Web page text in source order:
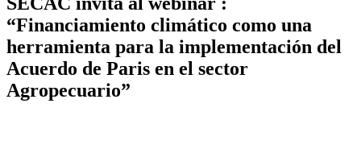
“Financiamiento climático como una
herramienta para la implementación del
Acuerdo de Paris en el sector
Agropecuario”